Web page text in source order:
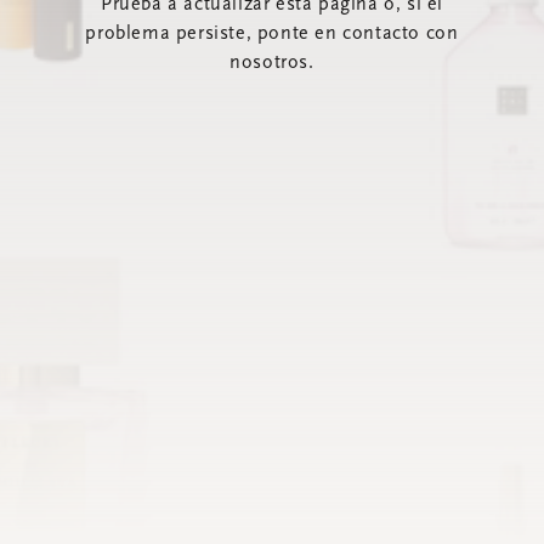
Prueba a actualizar esta página o, si el
problema persiste, ponte en contacto con
nosotros.